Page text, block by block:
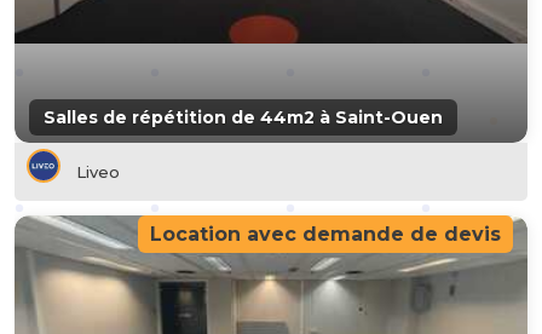
Salles de répétition de 44m2 à Saint-Ouen
Liveo
Location avec demande de devis